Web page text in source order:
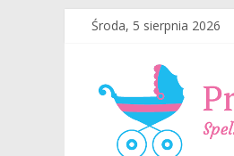
Środa, 5 sierpnia 2026